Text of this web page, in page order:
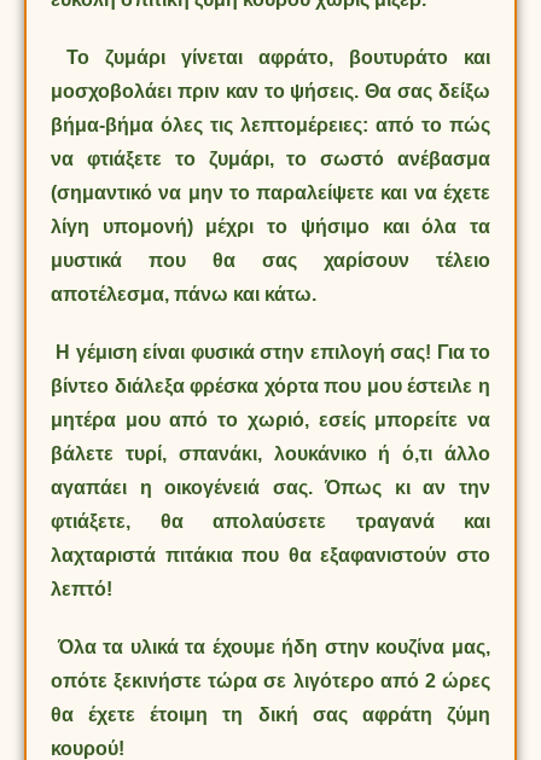
Το ζυμάρι γίνεται αφράτο, βουτυράτο και
μοσχοβολάει πριν καν το ψήσεις. Θα σας δείξω
βήμα-βήμα όλες τις λεπτομέρειες: από το πώς
να φτιάξετε το ζυμάρι, το σωστό ανέβασμα
(σημαντικό να μην το παραλείψετε και να έχετε
λίγη υπομονή) μέχρι το ψήσιμο και όλα τα
μυστικά που θα σας χαρίσουν τέλειο
αποτέλεσμα, πάνω και κάτω.
Η γέμιση είναι φυσικά στην επιλογή σας! Για το
βίντεο διάλεξα φρέσκα χόρτα που μου έστειλε η
μητέρα μου από το χωριό, εσείς μπορείτε να
βάλετε τυρί, σπανάκι, λουκάνικο ή ό,τι άλλο
αγαπάει η οικογένειά σας. Όπως κι αν την
φτιάξετε, θα απολαύσετε τραγανά και
λαχταριστά πιτάκια που θα εξαφανιστούν στο
λεπτό!
Όλα τα υλικά τα έχουμε ήδη στην κουζίνα μας,
οπότε ξεκινήστε τώρα σε λιγότερο από 2 ώρες
θα έχετε έτοιμη τη δική σας αφράτη ζύμη
κουρού!